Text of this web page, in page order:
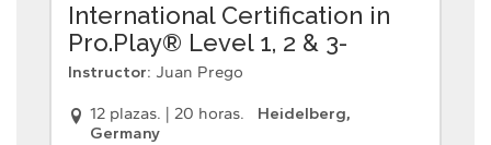
International Certification in
Pro.Play® Level 1, 2 & 3-
English
Instructor: Juan Prego
12 plazas. | 20 horas.
Heidelberg,
Germany